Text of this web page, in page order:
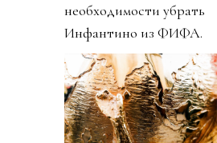
необходимости убрать
Инфантино из ФИФА.